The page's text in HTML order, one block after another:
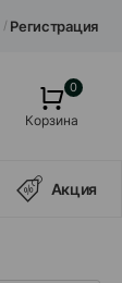
/ Регистрация
0
Корзина
Акция